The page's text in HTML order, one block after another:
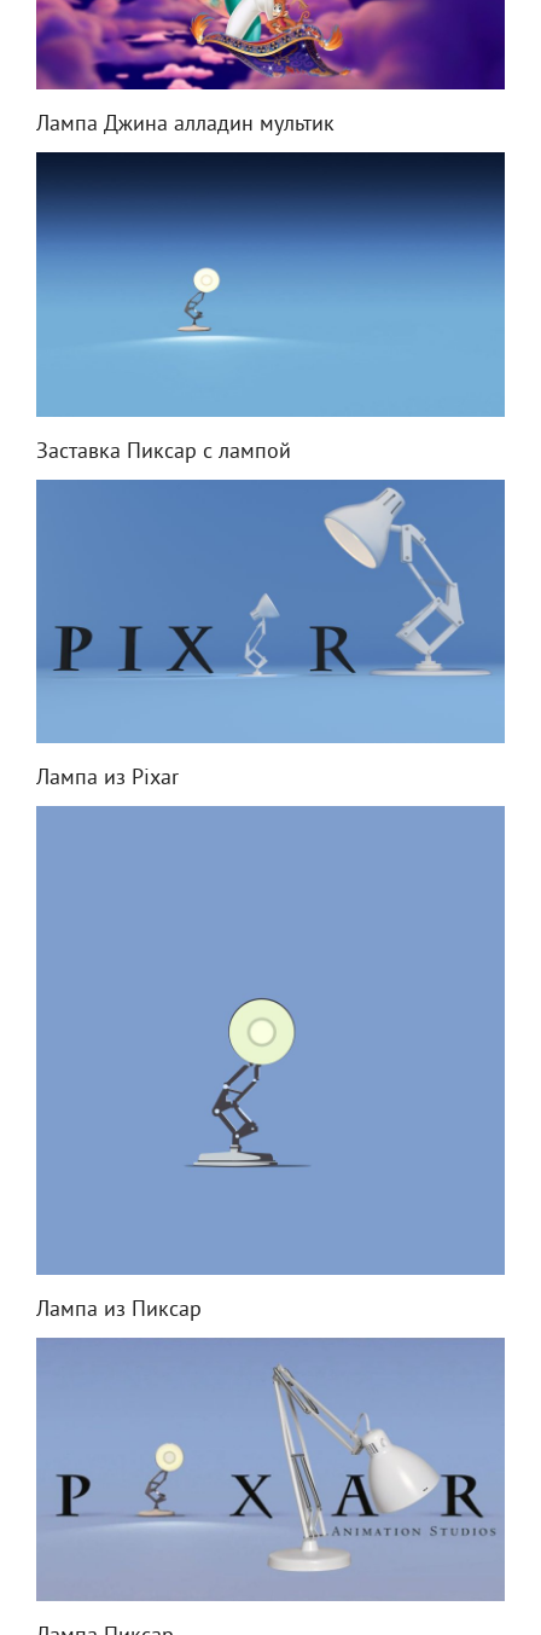
Лампа Джина алладин мультик
Заставка Пиксар с лампой
Лампа из Pixar
Лампа из Пиксар